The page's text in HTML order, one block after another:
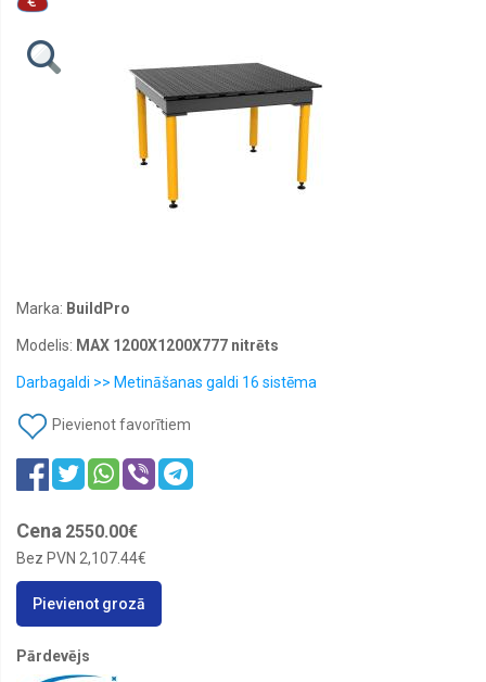
Darba
Darbagaldi
Elektroinstrumenti
iekārtas
aprīkojums
Nolietojamie
materiāli
Pērc
vairāk,
maksā
Rokas
instrumenti
Suvenīri
Visi
produkti
Marka: BuildPro
Modelis: MAX 1200X1200X777 nitrēts
Darbagaldi >> Metināšanas galdi 16 sistēma
Pievienot favorītiem
Cena 2550.00€
Bez PVN 2,107.44€
Pievienot grozā
Pārdevējs